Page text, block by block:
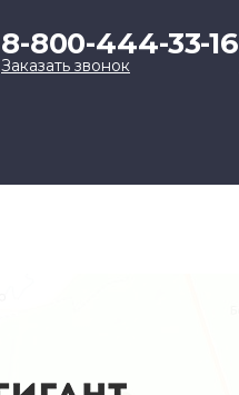
8-800-444-33-16
Заказать звонок